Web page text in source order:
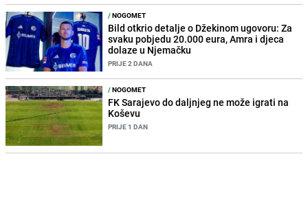
/NOGOMET
Bild otkrio detalje o Džekinom ugovoru: Za
svaku pobjedu 20.000 eura, Amra i djeca
dolaze u Njemačku
PRIJE 2 DANA
/NOGOMET
FK Sarajevo do daljnjeg ne može igrati na
Koševu
PRIJE 1 DAN